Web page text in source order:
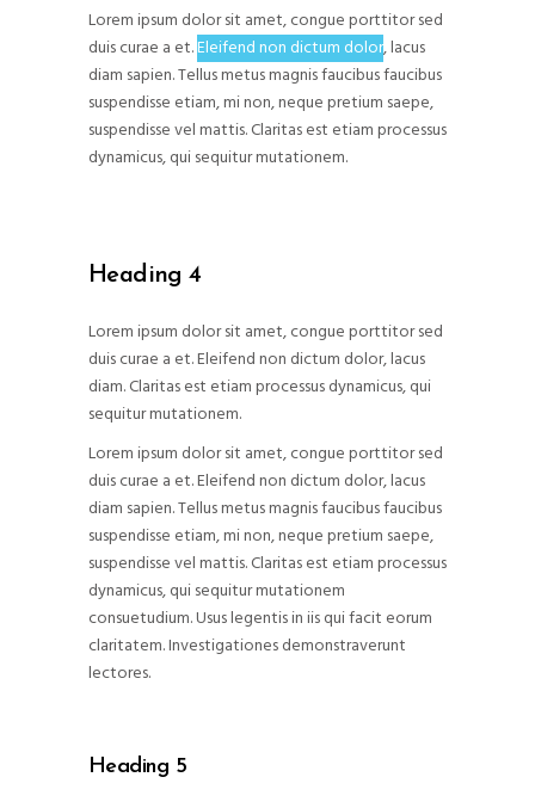
Lorem ipsum dolor sit amet, congue porttitor sed
duis curae a et.Eleifend non dictum dolor, lacus
diam sapien. Tellus metus magnis faucibus faucibus
suspendisse etiam, mi non, neque pretium saepe,
suspendisse vel mattis. Claritas est etiam processus
dynamicus, qui sequitur mutationem.
Heading 4
Lorem ipsum dolor sit amet, congue porttitor sed
duis curae a et. Eleifend non dictum dolor, lacus
diam. Claritas est etiam processus dynamicus, qui
sequitur mutationem.
Lorem ipsum dolor sit amet, congue porttitor sed
duis curae a et. Eleifend non dictum dolor, lacus
diam sapien. Tellus metus magnis faucibus faucibus
suspendisse etiam, mi non, neque pretium saepe,
suspendisse vel mattis. Claritas est etiam processus
dynamicus, qui sequitur mutationem
consuetudium. Usus legentis in iis qui facit eorum
claritatem. Investigationes demonstraverunt
lectores.
Heading 5